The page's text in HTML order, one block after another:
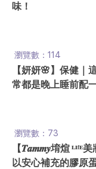
味！
瀏覽數：114
【妍妍🌸】保健｜
常都是晚上睡前配
瀏覽數：73
【𝑻𝒂𝒎𝒎𝒚堉煊 ᴸᴵᶠᴱ
以安心補充的膠原